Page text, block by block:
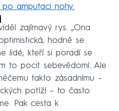
amputaci nohy.
zajímavý rys. „Ona
hodně se
lidé, kteří si poradí se
to pocit sebevědomí. Ale
takto zásadnímu –
potíží – to často
Pak cesta k